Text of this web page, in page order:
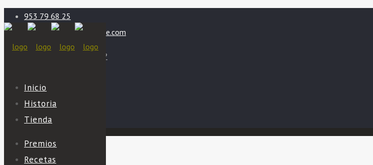
953 79 68 25
info@aceiteromeroverde.com
¿Quieres ser distribuidor?
Carrito
Inicio
Historia
Tienda
Premios
Recetas